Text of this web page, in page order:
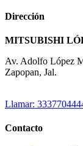
Dirección
MITSUBISHI
Av. Adolfo López
Zapopan, Jal.
Llamar:
Contacto